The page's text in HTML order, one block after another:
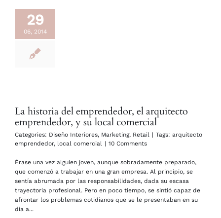
29
06, 2014
La historia del emprendedor, el arquitecto
emprendedor, y su local comercial
Categories: Diseño Interiores, Marketing, Retail | Tags: arquitecto
emprendedor, local comercial | 10 Comments
Érase una vez alguien joven, aunque sobradamente preparado,
que comenzó a trabajar en una gran empresa. Al principio, se
sentía abrumada por las responsabilidades, dada su escasa
trayectoria profesional. Pero en poco tiempo, se sintió capaz de
afrontar los problemas cotidianos que se le presentaban en su
día a...